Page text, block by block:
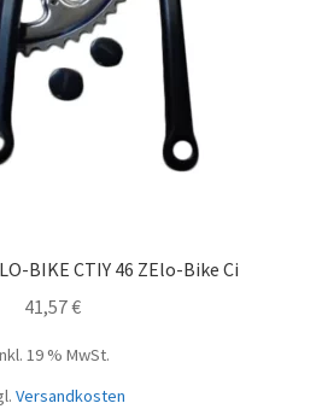
BIKE CTIY 46 ZElo-Bike Ci
41,57€
19 % MwSt.
Versandkosten